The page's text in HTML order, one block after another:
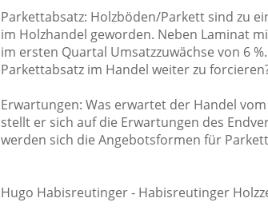
Parkettabsatz: Holzböden/Parkett sind zu
im Holzhandel geworden. Neben Laminat
im ersten Quartal Umsatzzuwächse von 6
Parkettabsatz im Handel weiter zu
Erwartungen: Was erwartet der Handel
stellt er sich auf die Erwartungen des
werden sich die Angebotsformen für
Hugo Habisreutinger - Habisreutinger